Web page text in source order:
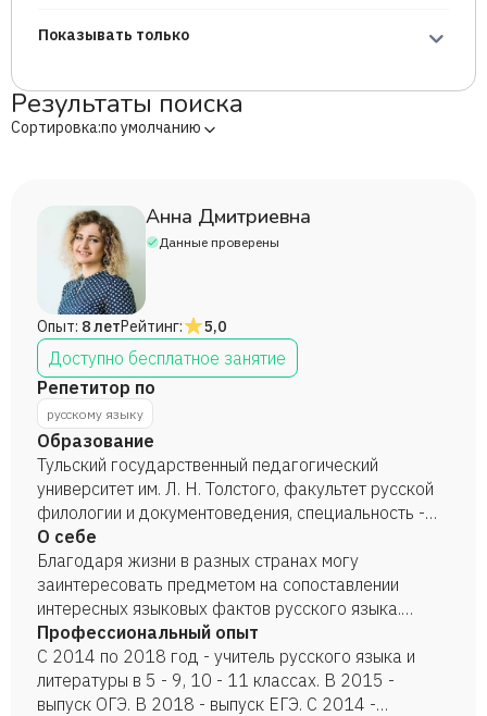
Результаты поиска
Сортировка:по умолчанию
Анна Дмитриевна
Данные проверены
Опыт: 8 летРейтинг: 5,0
Доступно бесплатное занятие
Репетитор по
русскому языку
Образование
Тульский государственный педагогический
университет им. Л. Н. Толстого, факультет русской
филологии и документоведения, специальность -
учитель русского языка и литературы,
культурологии (МХК), 2014 год.
О себе
Благодаря жизни в разных странах могу
заинтересовать предметом на сопоставлении
интересных языковых фактов русского языка.
Коммуникабельная, доброжелательная, в запасе
есть подходы к разным детям. Без труда нахожу
общий язык с детьми любого возраста. Умею
мотивировать и вдохновлять на изучение своего
Профессиональный опыт
С 2014 по 2018 год - учитель русского языка и
литературы в 5 - 9, 10 - 11 классах. В 2015 -
выпуск ОГЭ. В 2018 - выпуск ЕГЭ. С 2014 -
Показывать только